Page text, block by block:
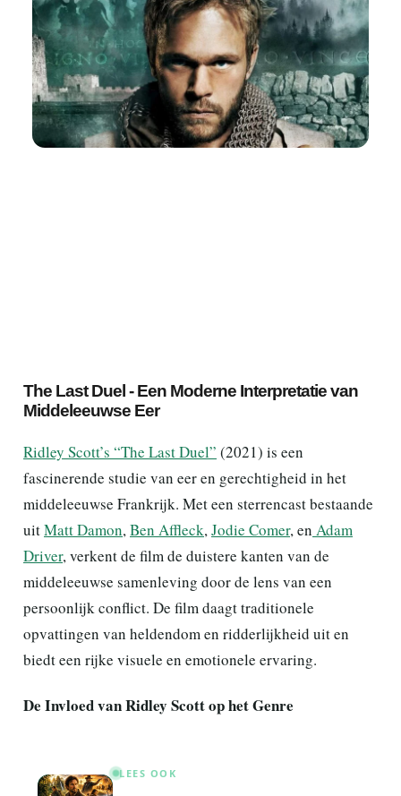
The Last Duel - Een Moderne Interpretatie van
Middeleeuwse Eer
Ridley Scott’s “The Last Duel” (2021) is een
fascinerende studie van eer en gerechtigheid in het
middeleeuwse Frankrijk. Met een sterrencast bestaande
uitMatt Damon,Ben Affleck,Jodie Comer, en Adam
Driver, verkent de film de duistere kanten van de
middeleeuwse samenleving door de lens van een
persoonlijk conflict. De film daagt traditionele
opvattingen van heldendom en ridderlijkheid uit en
biedt een rijke visuele en emotionele ervaring.
De Invloed van Ridley Scott op het Genre
LEES OOK